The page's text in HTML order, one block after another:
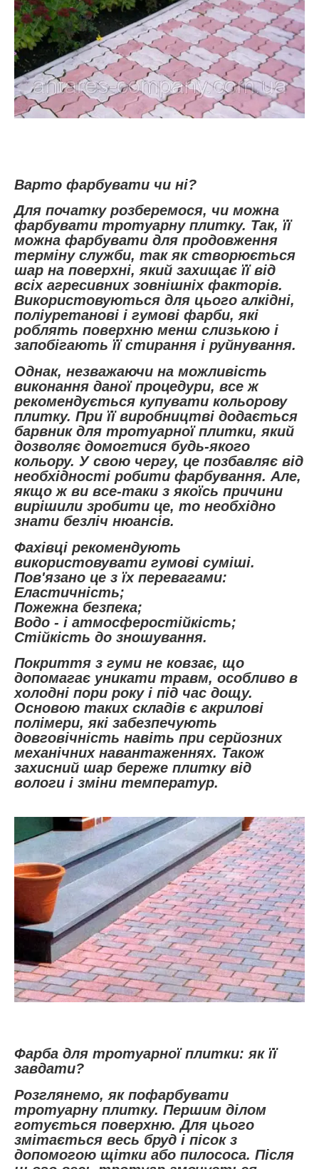
Варто фарбувати чи ні?
Для початку розберемося, чи можна
фарбувати тротуарну плитку. Так, її
можна фарбувати для продовження
терміну служби, так як створюється
шар на поверхні, який захищає її від
всіх агресивних зовнішніх факторів.
Використовуються для цього алкідні,
поліуретанові і гумові фарби, які
роблять поверхню менш слизькою і
запобігають її стирання і руйнування.
Однак, незважаючи на можливість
виконання даної процедури, все ж
рекомендується купувати кольорову
плитку. При її виробництві додається
барвник для тротуарної плитки, який
дозволяє домогтися будь-якого
кольору. У свою чергу, це позбавляє від
необхідності робити фарбування. Але,
якщо ж ви все-таки з якоїсь причини
вирішили зробити це, то необхідно
знати безліч нюансів.
Фахівці рекомендують
використовувати гумові суміші.
Пов'язано це з їх перевагами:
Еластичність;
Пожежна безпека;
Водо - і атмосферостійкість;
Стійкість до зношування.
Покриття з гуми не ковзає, що
допомагає уникати травм, особливо в
холодні пори року і під час дощу.
Основою таких складів є акрилові
полімери, які забезпечують
довговічність навіть при серйозних
механічних навантаженнях. Також
захисний шар береже плитку від
вологи і зміни температур.
Фарба для тротуарної плитки: як її
завдати?
Розглянемо, як пофарбувати
тротуарну плитку. Першим ділом
готується поверхню. Для цього
змітається весь бруд і пісок з
допомогою щітки або пилососа. Після